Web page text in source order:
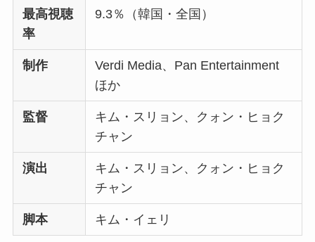
最高視聴
率
9.3％（韓国・全国）
制作
Verdi Media、Pan Entertainment
ほか
監督
キム・スリョン、クォン・ヒョク
チャン
演出
キム・スリョン、クォン・ヒョク
チャン
脚本 キム・イェリ